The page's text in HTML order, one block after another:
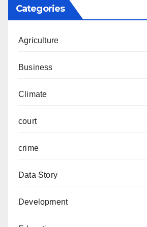
Categories
Agriculture
Business
Climate
court
crime
Data Story
Development